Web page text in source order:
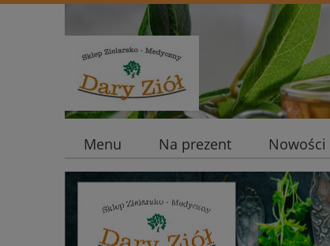
Menu Na prezent Nowości